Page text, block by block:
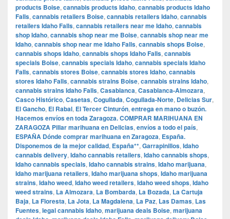
products Boise, cannabis products Idaho, cannabis products Idaho
Falls, cannabis retailers Boise, cannabis retailers Idaho, cannabis
retailers Idaho Falls, cannabis retailers near me Idaho, cannabis
shop Idaho, cannabis shop near me Boise, cannabis shop near me
Idaho, cannabis shop near me Idaho Falls, cannabis shops Boise,
cannabis shops Idaho, cannabis shops Idaho Falls, cannabis
specials Boise, cannabis specials Idaho, cannabis specials Idaho
Falls, cannabis stores Boise, cannabis stores Idaho, cannabis
stores Idaho Falls, cannabis strains Boise, cannabis strains Idaho,
cannabis strains Idaho Falls, Casablanca, Casablanca-Almozara,
Casco Histórico, Casetas, Cogullada, Cogullada-Norte, Delicias Sur,
El Gancho, El Rabal, El Tercer Cinturón, entrega en mano o buzón.
Hacemos envíos en toda Zaragoza. COMPRAR MARIHUANA EN
ZARAGOZA Pillar marihuana en Delicias, envíos a todo el país,
ESPAÑA Dónde comprar marihuana en Zaragoza, España.
Disponemos de la mejor calidad, España**, Garrapinillos, Idaho
cannabis delivery, Idaho cannabis retailers, Idaho cannabis shops,
Idaho cannabis specials, Idaho cannabis strains, Idaho marijuana,
Idaho marijuana retailers, Idaho marijuana shops, Idaho marijuana
strains, Idaho weed, Idaho weed retailers, Idaho weed shops, Idaho
weed strains, La Almozara, La Bombarda, La Bozada, La Cartuja
Baja, La Floresta, La Jota, La Magdalena, La Paz, Las Damas, Las
Fuentes, legal cannabis Idaho, marijuana deals Boise, marijuana